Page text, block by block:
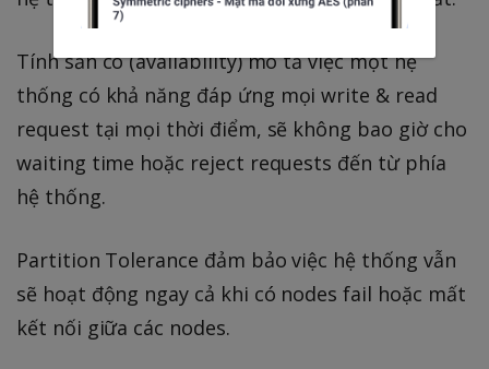
Tính sẵn có (availability) mô tả việc một hệ
thống có khả năng đáp ứng mọi write & read
request tại mọi thời điểm, sẽ không bao giờ cho
waiting time hoặc reject requests đến từ phía
hệ thống.
Partition Tolerance đảm bảo việc hệ thống vẫn
sẽ hoạt động ngay cả khi có nodes fail hoặc mất
kết nối giữa các nodes.